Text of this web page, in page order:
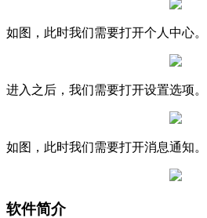
如图，此时我们需要打开个人中心。
进入之后，我们需要打开设置选项。
如图，此时我们需要打开消息通知。
软件简介